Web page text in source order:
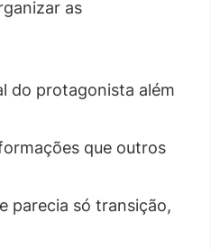
as
do protagonista além
que outros
parecia só transição,